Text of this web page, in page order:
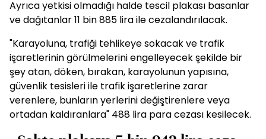
Ayrıca yetkisi olmadığı halde tescil plakası basanlar
ve dağıtanlar 11 bin 885 lira ile cezalandırılacak.
"Karayoluna, trafiği tehlikeye sokacak ve trafik
işaretlerinin görülmelerini engelleyecek şekilde bir
şey atan, döken, bırakan, karayolunun yapısına,
güvenlik tesisleri ile trafik işaretlerine zarar
verenlere, bunların yerlerini değiştirenlere veya
ortadan kaldıranlara" 488 lira para cezası kesilecek.